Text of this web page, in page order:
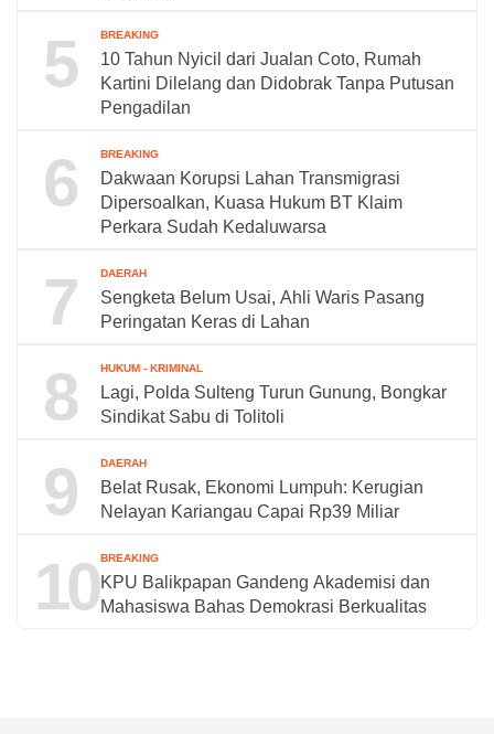
5 BREAKING
10 Tahun Nyicil dari Jualan Coto, Rumah
Kartini Dilelang dan Didobrak Tanpa Putusan
Pengadilan
6 BREAKING
Dakwaan Korupsi Lahan Transmigrasi
Dipersoalkan, Kuasa Hukum BT Klaim
Perkara Sudah Kedaluwarsa
7 DAERAH
Sengketa Belum Usai, Ahli Waris Pasang
Peringatan Keras di Lahan
8 HUKUM - KRIMINAL
Lagi, Polda Sulteng Turun Gunung, Bongkar
Sindikat Sabu di Tolitoli
9 DAERAH
Belat Rusak, Ekonomi Lumpuh: Kerugian
Nelayan Kariangau Capai Rp39 Miliar
10 BREAKING
KPU Balikpapan Gandeng Akademisi dan
Mahasiswa Bahas Demokrasi Berkualitas